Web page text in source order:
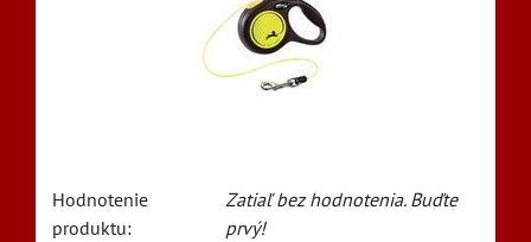
Hodnotenie
produktu:
Zatiaľ bez hodnotenia. Buďte
prvý!